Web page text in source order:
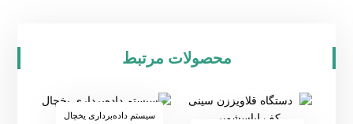
محصولات مرتبط
سیستم داده‌برداری یخچال